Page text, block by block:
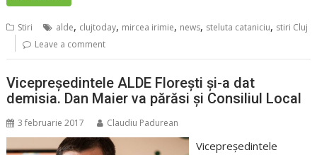
Stiri alde, clujtoday, mircea irimie, news, steluta cataniciu, stiri Cluj
Leave a comment
Vicepreşedintele ALDE Floreşti şi-a dat
demisia. Dan Maier va părăsi şi Consiliul Local
3 februarie 2017 Claudiu Padurean
Vicepreşedintele